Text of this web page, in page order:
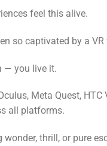
feel this alive.
so captivated by a VR
— you live it.
Meta Quest,
all platforms.
wonder, thrill, or pure